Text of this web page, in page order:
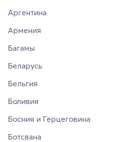
Аргентина
Армения
Багамы
Беларусь
Бельгия
Боливия
Босния и Герцеговина
Ботсвана